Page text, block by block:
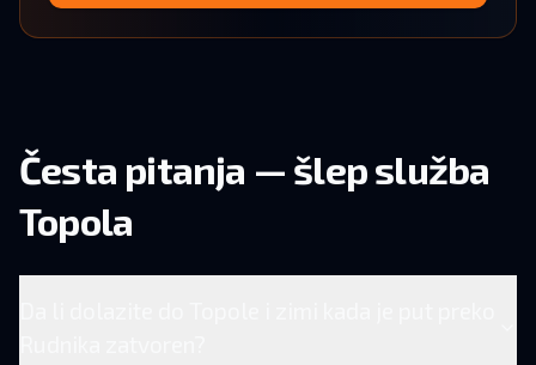
Česta pitanja — šlep služba
Topola